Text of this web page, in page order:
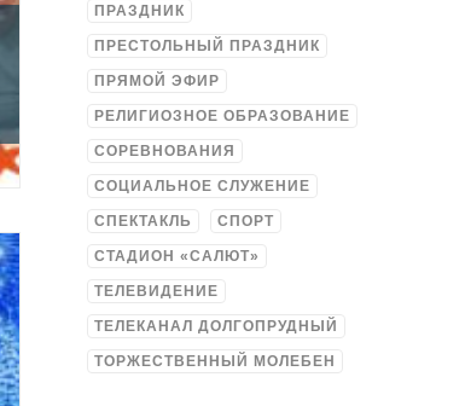
ПРАЗДНИК
ПРЕСТОЛЬНЫЙ ПРАЗДНИК
ПРЯМОЙ ЭФИР
РЕЛИГИОЗНОЕ ОБРАЗОВАНИЕ
СОРЕВНОВАНИЯ
СОЦИАЛЬНОЕ СЛУЖЕНИЕ
СПЕКТАКЛЬ СПОРТ
СТАДИОН «САЛЮТ»
ТЕЛЕВИДЕНИЕ
ТЕЛЕКАНАЛ ДОЛГОПРУДНЫЙ
ТОРЖЕСТВЕННЫЙ МОЛЕБЕН